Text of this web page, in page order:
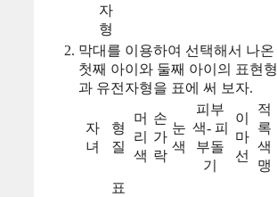
자
형
막대를 이용하여 선택해서 나온
첫째 아이와 둘째 아이의 표현형
과 유전자형을 표에 써 보자.
자
녀
형
질
머
리
색
손
가
락
눈
색
피부
색- 피
부돌
기
이
마
선
적
록
색
맹
표